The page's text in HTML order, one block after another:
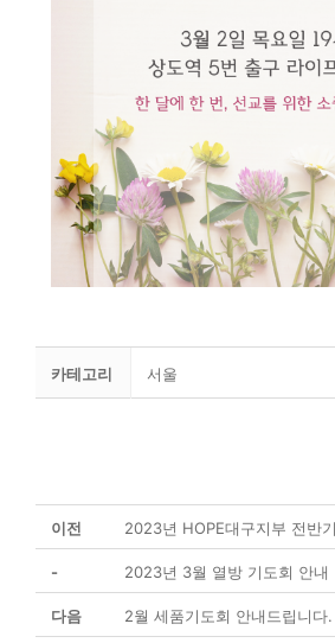
카테고리 서울
이전 2023년 HOPE대구지부 전반
- 2023년 3월 열방 기도회 안내
다음 2월 세품기도회 안내드립니다.